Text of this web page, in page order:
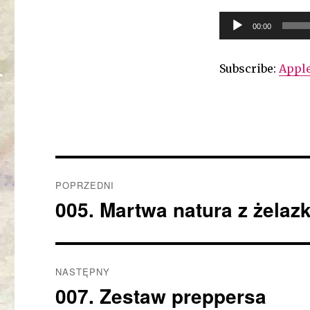
Odtwarzacz
plików
00:00
Subscribe:
wpisu
POPRZEDNI
Poprzedni
005. Martwa natura z
NASTĘPNY
Następny
007. Zestaw preppersa